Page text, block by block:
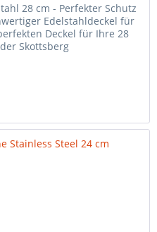
28 cm - Perfekter Schutz
Edelstahldeckel für
Deckel für Ihre 28
Skottsberg